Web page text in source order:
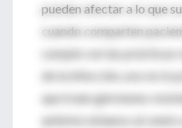
pueden afectar a lo que
cuando comparten
cumple con las prácticas
de la infección, eso no lo
que traen gérmenes
antimicrobianos al centro